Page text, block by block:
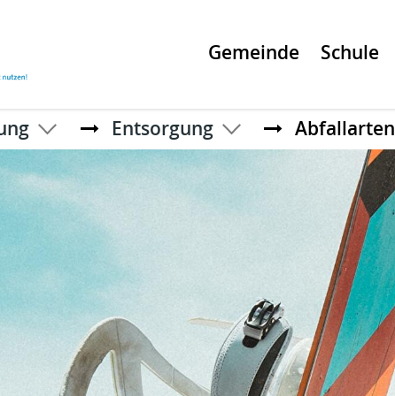
Gemeinde Schule
Entsorgung Abfallarten